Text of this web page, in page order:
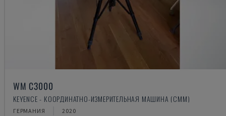
WM C3000
KEYENCE - КООРДИНАТНО-ИЗМЕРИТЕЛЬНАЯ МАШИНА (CMM)
ГЕРМАНИЯ 2020